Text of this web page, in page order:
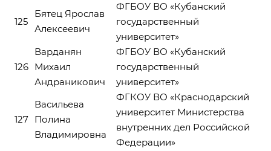
125
Бятец Ярослав
Алексеевич
ФГБОУ ВО «Кубанский
государственный
университет»
126
Варданян
Михаил
Андраникович
ФГБОУ ВО «Кубанский
государственный
университет»
127
Васильева
Полина
Владимировна
ФГКОУ ВО «Краснодарский
университет Министерства
внутренних дел Российской
Федерации»